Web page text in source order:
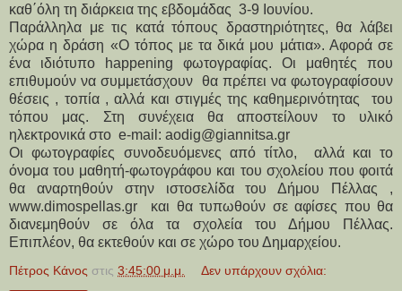
καθ΄όλη τη διάρκεια της εβδομάδας 3-9 Ιουνίου.
Παράλληλα με τις κατά τόπους δραστηριότητες, θα λάβει
χώρα η δράση «Ο τόπος με τα δικά μου μάτια». Αφορά σε
ένα ιδιότυπο happening φωτογραφίας. Οι μαθητές που
επιθυμούν να συμμετάσχουν θα πρέπει να φωτογραφίσουν
θέσεις , τοπία , αλλά και στιγμές της καθημερινότητας του
τόπου μας. Στη συνέχεια θα αποστείλουν το υλικό
ηλεκτρονικά στο e-mail: aodig@giannitsa.gr
Οι φωτογραφίες συνοδευόμενες από τίτλο, αλλά και το
όνομα του μαθητή-φωτογράφου και του σχολείου που φοιτά
θα αναρτηθούν στην ιστοσελίδα του Δήμου Πέλλας ,
www.dimospellas.gr και θα τυπωθούν σε αφίσες που θα
διανεμηθούν σε όλα τα σχολεία του Δήμου Πέλλας.
Επιπλέον, θα εκτεθούν και σε χώρο του Δημαρχείου.
Πέτρος Κάνος στις 3:45:00 μ.μ. Δεν υπάρχουν σχόλια: